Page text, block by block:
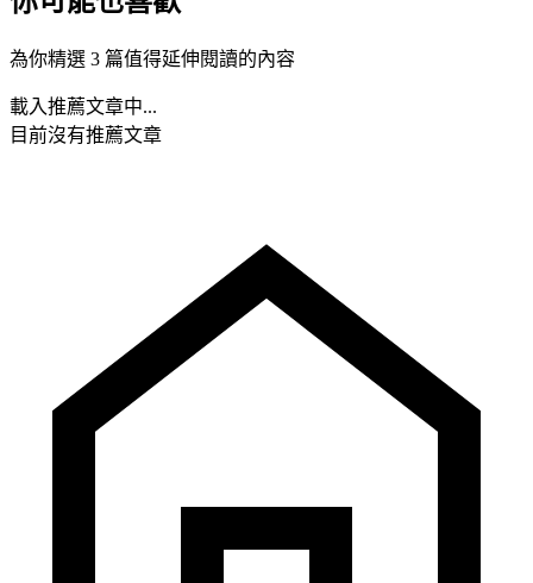
為你精選 3 篇值得延伸閱讀的內容
載入推薦文章中...
目前沒有推薦文章